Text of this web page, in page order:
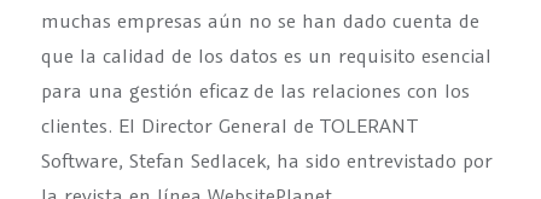
muchas empresas aún no se han dado cuenta de
que la calidad de los datos es un requisito esencial
para una gestión eficaz de las relaciones con los
clientes. El Director General de TOLERANT
Software, Stefan Sedlacek, ha sido entrevistado por